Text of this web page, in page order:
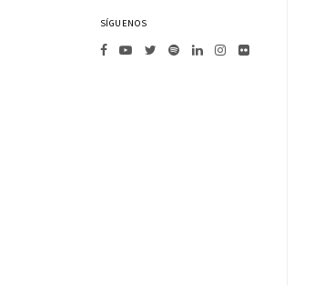
SÍGUENOS